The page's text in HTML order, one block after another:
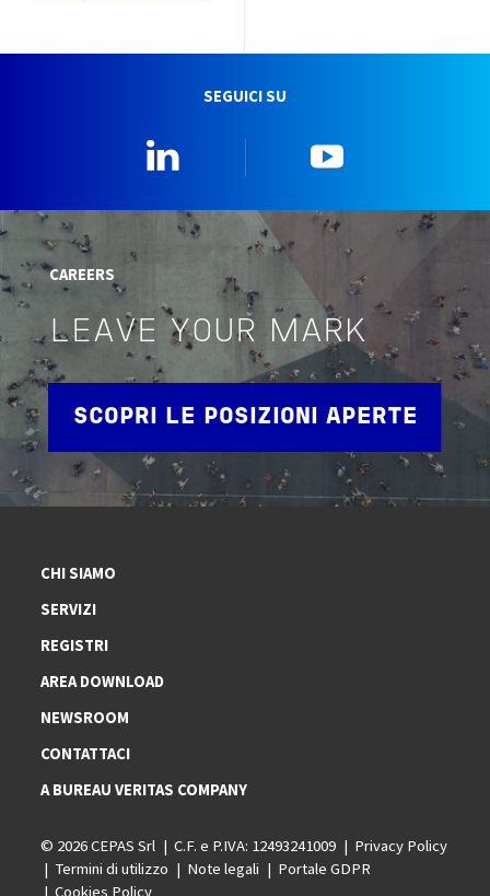
SEGUICI SU
CAREERS
LEAVE YOUR MARK
SCOPRI LE POSIZIONI APERTE
CHI SIAMO
SERVIZI
REGISTRI
AREA DOWNLOAD
NEWSROOM
CONTATTACI
A BUREAU VERITAS COMPANY
© 2026 CEPAS Srl C.F. e P.IVA: 12493241009
Privacy Policy
Termini di utilizzo
Note legali
Portale GDPR
Cookies Policy